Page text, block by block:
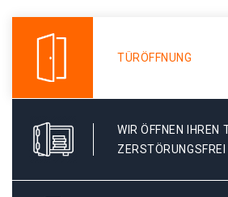
TÜRÖFFNUNG
WIR ÖFFNEN IHREN
ZERSTÖRUNGSFREI